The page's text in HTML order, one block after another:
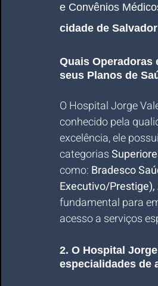
e Convênios
cidade de
Quais Operadoras
seus Planos de
O Hospital Jorge
conhecido pela
excelência, ele
categorias
como: Bradesco
Executivo/
fundamental para
acesso a serviços
2. O Hospital
especialidades de